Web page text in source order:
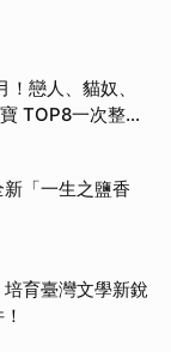
戀人、貓奴、
TOP8一次整理
「一生之鹽香
育臺灣文學新銳